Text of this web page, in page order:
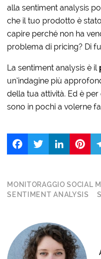
alla sentiment analysis
che il tuo prodotto è
capire perché non ha
problema di pricing? Di
La sentiment analysis è il
un’indagine più
della tua attività. Ed è
sono in pochi a volerne
LinkedIn
MONITORAGGIO SOCIAL
SENTIMENT ANALYSIS